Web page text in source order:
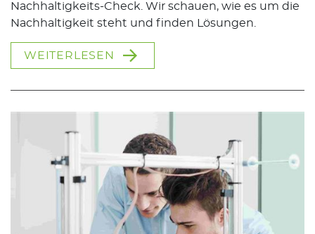
Nachhaltigkeits-Check. Wir schauen, wie es um die
Nachhaltigkeit steht und finden Lösungen.
WEITERLESEN